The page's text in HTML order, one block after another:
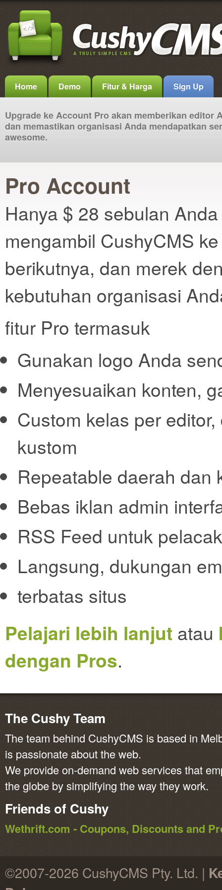
Home Demo Fitur & Harga Sign Up
Upgrade ke Account Pro akan memberikan editor
dan memastikan organisasi Anda mendapatkan
awesome.
Pro Account
Hanya $ 28 sebulan
mengambil CushyCMS
berikutnya, dan merek
kebutuhan organisasi
fitur Pro termasuk
Gunakan logo Anda
Menyesuaikan konten,
Custom kelas per
kustom
Repeatable daerah dan
Bebas iklan admin
RSS Feed untuk
Langsung, dukungan
terbatas situs
Pelajari lebih lanjut atau
dengan Pros.
The Cushy Team
The team behind CushyCMS is based in
is passionate about the web.
We provide on-demand web services that
the globe by simplifying the way they work.
Friends of Cushy
Wethrift.com - Coupons, Discounts and
©2007-2026 CushyCMS Pty. Ltd. |